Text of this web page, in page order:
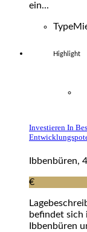
ein...
Type
Highlight
Investieren In
Ibbenbüren,
€
befindet sich
Ibbenbüren